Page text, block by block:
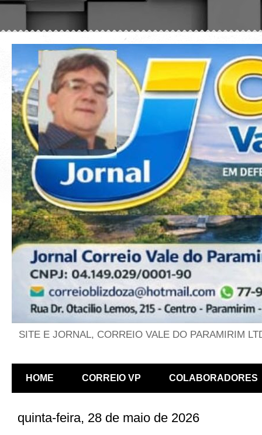
SITE E JORNAL, CORREIO VALE DO PARAMIRIM
HOME CORREIO VP COLABORADORES
quinta-feira, 28 de maio de 2026